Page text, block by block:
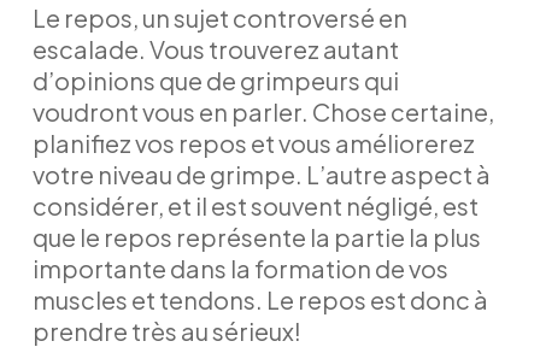
Le repos, un sujet controversé en
escalade. Vous trouverez autant
d’opinions que de grimpeurs qui
voudront vous en parler. Chose certaine,
planifiez vos repos et vous améliorerez
votre niveau de grimpe. L’autre aspect à
considérer, et il est souvent négligé, est
que le repos représente la partie la plus
importante dans la formation de vos
muscles et tendons. Le repos est donc à
prendre très au sérieux!